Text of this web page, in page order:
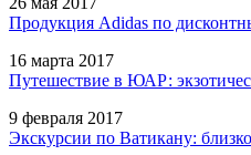
Продукция Adidas по
16 марта 2017
Путешествие в ЮАР:
9 февраля 2017
Экскурсии по Ватикану: